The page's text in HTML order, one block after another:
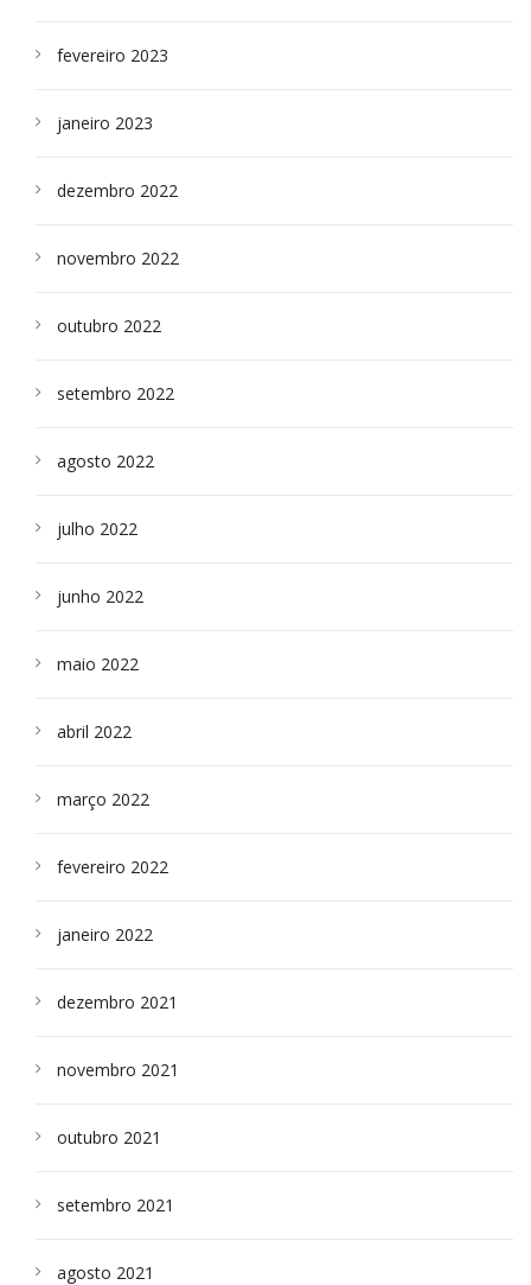
fevereiro 2023
janeiro 2023
dezembro 2022
novembro 2022
outubro 2022
setembro 2022
agosto 2022
julho 2022
junho 2022
maio 2022
abril 2022
março 2022
fevereiro 2022
janeiro 2022
dezembro 2021
novembro 2021
outubro 2021
setembro 2021
agosto 2021